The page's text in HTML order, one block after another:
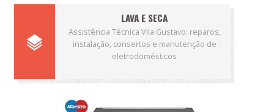
LAVA E SECA
Assistência Técnica Vila Gustavo: reparos,
instalação, consertos e manutenção de
eletrodomésticos